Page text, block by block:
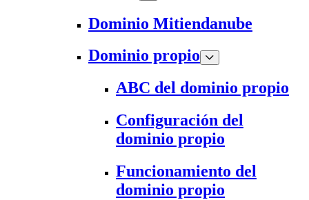
Dominio Mitiendanube
Dominio propio
ABC del dominio propio
Configuración del
dominio propio
Funcionamiento del
dominio propio